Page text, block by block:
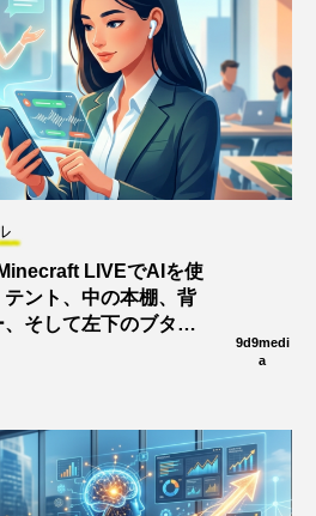
LIVEでAIを使
ント、中の本棚、背
そして左下のブタを
9d9medi
a